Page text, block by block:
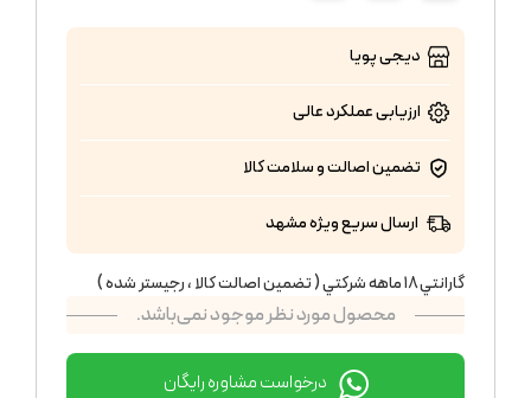
دیجی پویا
ارزیابی عملکردعالی
تضمین اصالت و سلامت کالا
ارسال سریع ویژه مشهد
گارانتي ١٨ ماهه شركتي ( تضمين اصالت كالا ، رجيستر شده )
محصول مورد نظر موجود نمی‌باشد.
درخواست مشاوره رایگان